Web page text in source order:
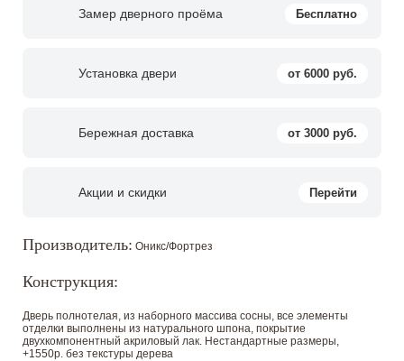
Замер дверного проёма Бесплатно
Установка двери от 6000 руб.
Бережная доставка от 3000 руб.
Акции и скидки Перейти
Производитель: Оникс/Фортрез
Конструкция:
Дверь полнотелая, из наборного массива сосны, все элементы
отделки выполнены из натурального шпона, покрытие
двухкомпонентный акриловый лак. Нестандартные размеры,
+1550р. без текстуры дерева